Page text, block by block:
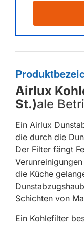
Airlux
St.)ale
Ein Airlux
die durch die
Der Filter fängt
die Küche
Schichten von
Ein Kohlefilter